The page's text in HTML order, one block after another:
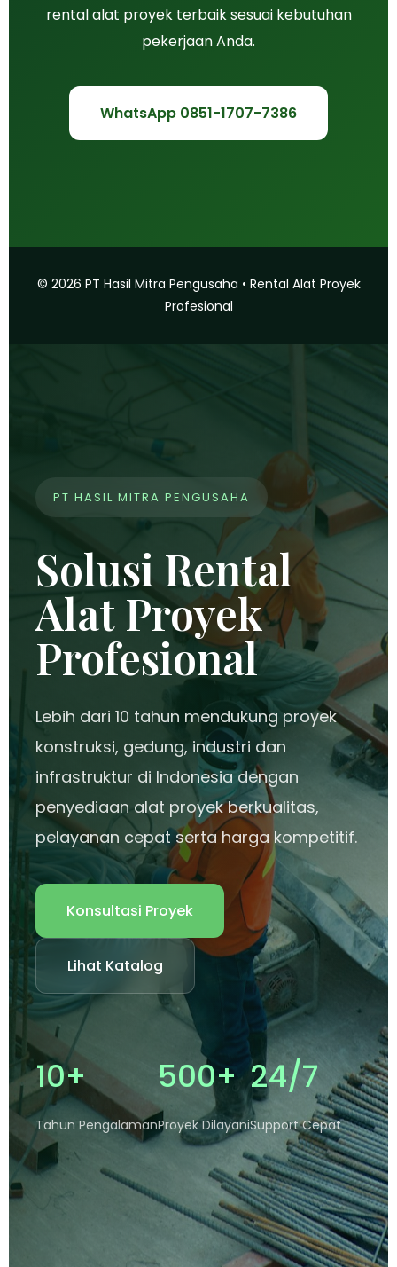
rental alat proyek terbaik sesuai kebutuhan
pekerjaan Anda.
WhatsApp 0851-1707-7386
© 2026 PT Hasil Mitra Pengusaha • Rental Alat Proyek
Profesional
PT HASIL MITRA PENGUSAHA
Solusi Rental
Alat Proyek
Profesional
Lebih dari 10 tahun mendukung proyek
konstruksi, gedung, industri dan
infrastruktur di Indonesia dengan
penyediaan alat proyek berkualitas,
pelayanan cepat serta harga kompetitif.
Konsultasi Proyek
Lihat Katalog
10+
Tahun Pengalaman
500+
Proyek Dilayani
24/7
Support Cepat